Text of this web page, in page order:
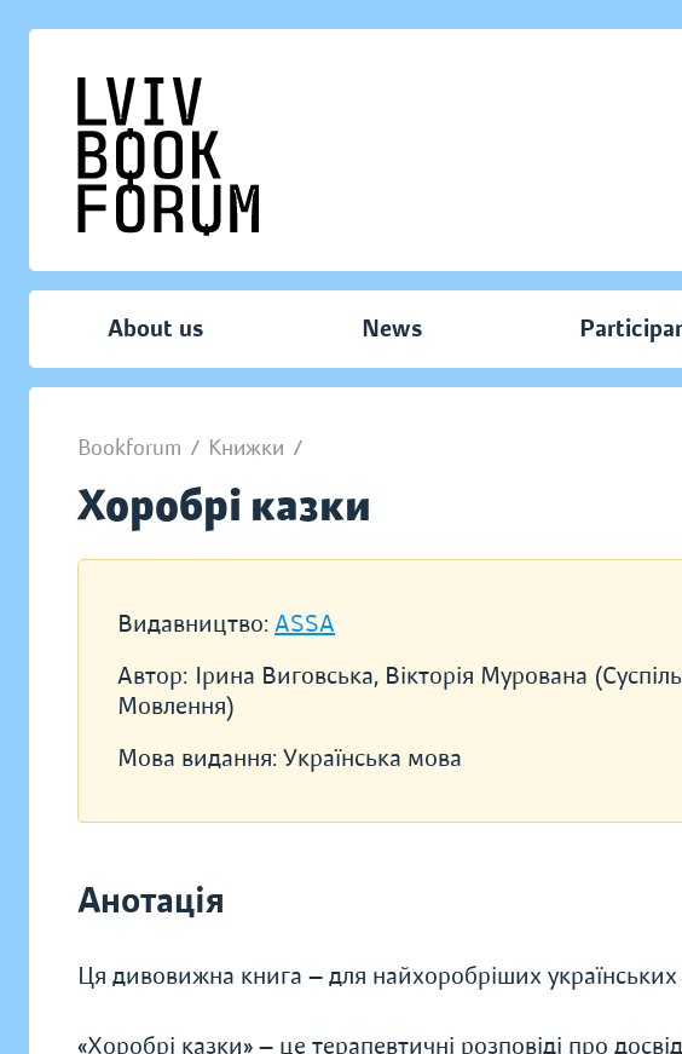
About us News
Bookforum / Книжки /
Хоробрі казки
Видавництво: ASSA
Автор: Ірина Виговська, Вікторія Мурована
Мовлення)
Мова видання: Українська мова
Анотація
Ця дивовижна книга — для найхоробріших українських
«Хоробрі казки» — це терапевтичні розповіді про